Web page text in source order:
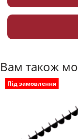
Вам також
Під замовлення